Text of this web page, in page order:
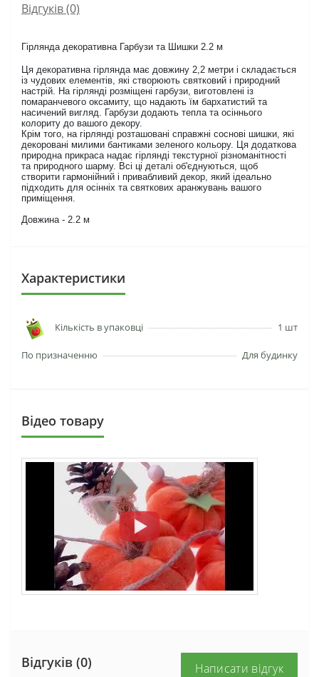
Відгуків (0)
Гірлянда декоративна Гарбузи та Шишки 2.2 м
Ця декоративна гірлянда має довжину 2,2 метри і складається
із чудових елементів, які створюють святковий і природний
настрій. На гірлянді розміщені гарбузи, виготовлені із
помаранчевого оксамиту, що надають їм бархатистий та
насичений вигляд. Гарбузи додають тепла та осіннього
колориту до вашого декору.
Крім того, на гірлянді розташовані справжні соснові шишки, які
декоровані милими бантиками зеленого кольору. Ця додаткова
природна прикраса надає гірлянді текстурної різноманітності
та природного шарму. Всі ці деталі об'єднуються, щоб
створити гармонійний і привабливий декор, який ідеально
підходить для осінніх та святкових аранжувань вашого
приміщення.
Довжина - 2.2 м
Характеристики
Кількість в упаковці 1 шт
По призначенню Для будинку
Вiдео товару
Відгуків (0) Написати відгук